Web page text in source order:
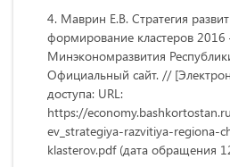
Маврин Е.В. Стратегия
формирование кластеров
Минэкономразвития
Официальный сайт. //
доступа: URL:
https://
ev_strategiya-razvitiya-regiona-
klasterov.pdf (дата обращения